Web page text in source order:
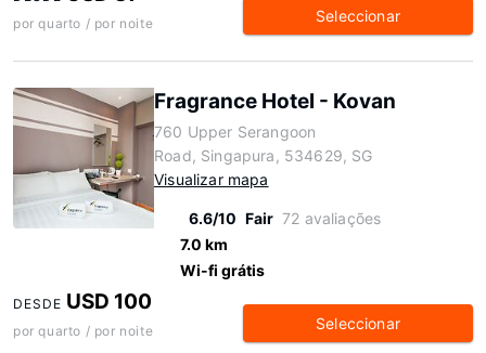
por quarto / por noite Seleccionar
Fragrance Hotel - Kovan
760 Upper Serangoon
Road, Singapura, 534629, SG
Visualizar mapa
6.6/10 Fair 72 avaliações
7.0 km
Wi-fi grátis
DESDE USD 100
por quarto / por noite Seleccionar